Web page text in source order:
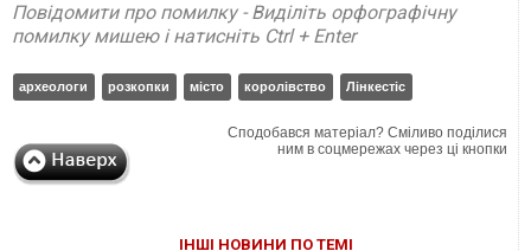
Повідомити про помилку - Виділіть орфографічну
помилку мишею і натисніть Ctrl + Enter
археологи розкопки місто королівство Лінкестіс
Сподобався матеріал? Сміливо поділися
ним в соцмережах через ці кнопки
ІНШІ НОВИНИ ПО ТЕМІ